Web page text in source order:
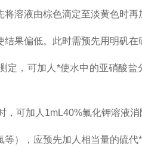
液由棕色滴定至淡黄色时再
偏低。此时需预先用明矾在
，可加人*使水中的亚硝酸盐
可加人1mL40%氟化钾溶液消
，应预先加人相当量的硫代*